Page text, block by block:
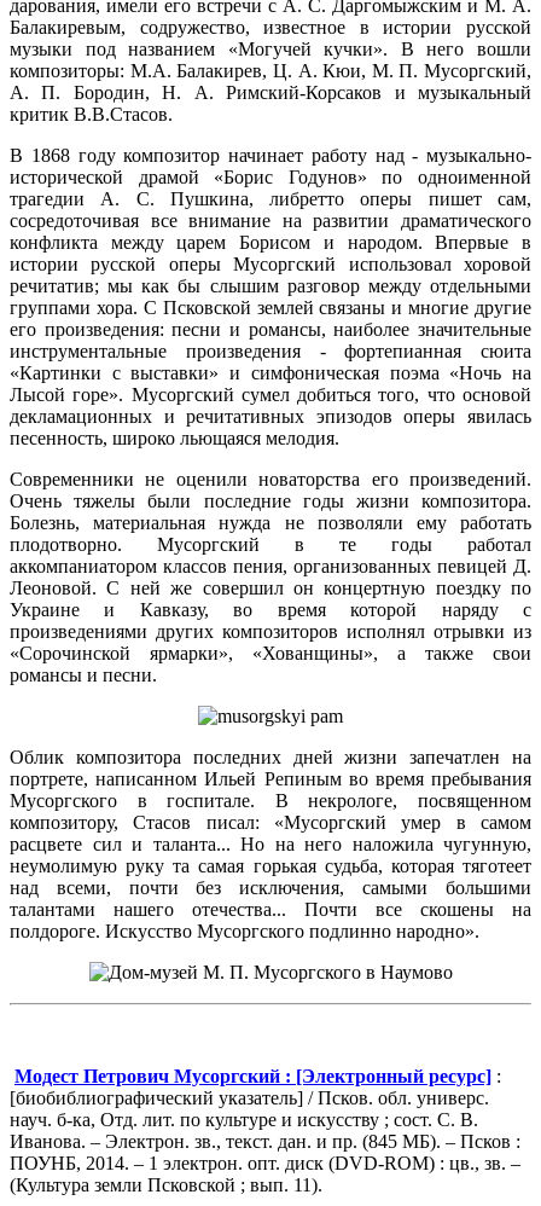
дарования, имели его встречи с А. С. Даргомыжским и М. А.
Балакиревым, содружество, известное в истории русской
музыки под названием «Могучей кучки». В него вошли
композиторы: М.А. Балакирев, Ц. А. Кюи, М. П. Мусоргский,
А. П. Бородин, Н. А. Римский-Корсаков и музыкальный
критик В.В.Стасов.
В 1868 году композитор начинает работу над - музыкально-
исторической драмой «Борис Годунов» по одноименной
трагедии А. С. Пушкина, либретто оперы пишет сам,
сосредоточивая все внимание на развитии драматического
конфликта между царем Борисом и народом. Впервые в
истории русской оперы Мусоргский использовал хоровой
речитатив; мы как бы слышим разговор между отдельными
группами хора. С Псковской землей связаны и многие другие
его произведения: песни и романсы, наиболее значительные
инструментальные произведения - фортепианная сюита
«Картинки с выставки» и симфоническая поэма «Ночь на
Лысой горе». Мусоргский сумел добиться того, что основой
декламационных и речитативных эпизодов оперы явилась
песенность, широко льющаяся мелодия.
Современники не оценили новаторства его произведений.
Очень тяжелы были последние годы жизни композитора.
Болезнь, материальная нужда не позволяли ему работать
плодотворно. Мусоргский в те годы работал
аккомпаниатором классов пения, организованных певицей Д.
Леоновой. С ней же совершил он концертную поездку по
Украине и Кавказу, во время которой наряду с
произведениями других композиторов исполнял отрывки из
«Сорочинской ярмарки», «Хованщины», а также свои
романсы и песни.
Облик композитора последних дней жизни запечатлен на
портрете, написанном Ильей Репиным во время пребывания
Мусоргского в госпитале. В некрологе, посвященном
композитору, Стасов писал: «Мусоргский умер в самом
расцвете сил и таланта... Но на него наложила чугунную,
неумолимую руку та самая горькая судьба, которая тяготеет
над всеми, почти без исключения, самыми большими
талантами нашего отечества... Почти все скошены на
полдороге. Искусство Мусоргского подлинно народно».
Модест Петрович Мусоргский : [Электронный ресурс] :
[биобиблиографический указатель] / Псков. обл. универс.
науч. б-ка, Отд. лит. по культуре и искусству ; сост. С. В.
Иванова. – Электрон. зв., текст. дан. и пр. (845 МБ). – Псков :
ПОУНБ, 2014. – 1 электрон. опт. диск (DVD-ROM) : цв., зв. –
(Культура земли Псковской ; вып. 11).